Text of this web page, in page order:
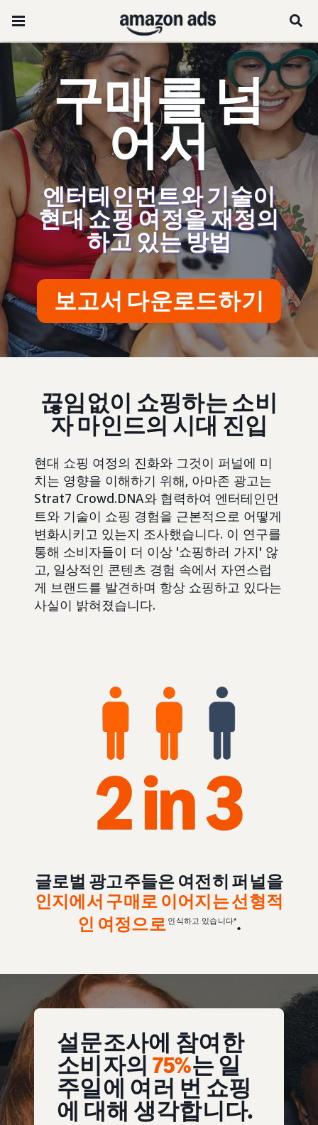
구매를 넘
어서
엔터테인먼트와 기술이
현대 쇼핑 여정을 재정의
하고 있는 방법
보고서 다운로드하기
끊임없이 쇼핑하는 소비
자 마인드의 시대 진입
현대 쇼핑 여정의 진화와 그것이 퍼널에 미
치는 영향을 이해하기 위해, 아마존 광고는
Strat7 Crowd.DNA와 협력하여 엔터테인먼
트와 기술이 쇼핑 경험을 근본적으로 어떻게
변화시키고 있는지 조사했습니다. 이 연구를
통해 소비자들이 더 이상 '쇼핑하러 가지' 않
고, 일상적인 콘텐츠 경험 속에서 자연스럽
게 브랜드를 발견하며 항상 쇼핑하고 있다는
사실이 밝혀졌습니다.
글로벌 광고주들은 여전히 퍼널을
인지에서 구매로 이어지는 선형적
인 여정으로 인식하고 있습니다*.
설문조사에 참여한
소비자의 75%는 일
주일에 여러 번 쇼핑
에 대해 생각합니다.